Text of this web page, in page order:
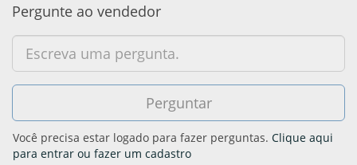
Pergunte ao vendedor
Você precisa estar logado para fazer perguntas. Clique aqui
para entrar ou fazer um cadastro